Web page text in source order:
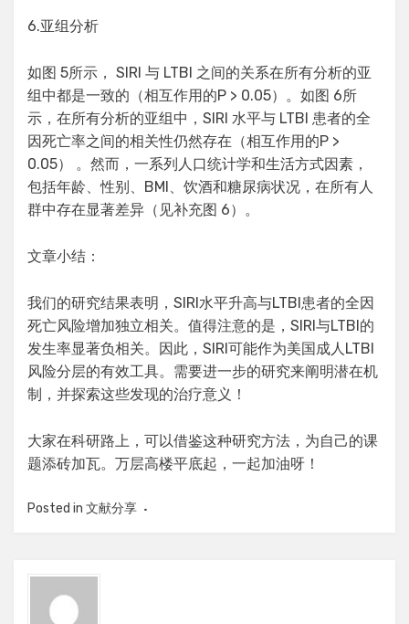
6.亚组分析
如图 5所示， SIRI 与 LTBI 之间的关系在所有分析的亚
组中都是一致的（相互作用的P > 0.05）。如图 6所
示，在所有分析的亚组中，SIRI 水平与 LTBI 患者的全
因死亡率之间的相关性仍然存在（相互作用的P >
0.05） 。然而，一系列人口统计学和生活方式因素，
包括年龄、性别、BMI、饮酒和糖尿病状况，在所有人
群中存在显著差异（见补充图 6）。
文章小结：
我们的研究结果表明，SIRI水平升高与LTBI患者的全因
死亡风险增加独立相关。值得注意的是，SIRI与LTBI的
发生率显著负相关。因此，SIRI可能作为美国成人LTBI
风险分层的有效工具。需要进一步的研究来阐明潜在机
制，并探索这些发现的治疗意义！
大家在科研路上，可以借鉴这种研究方法，为自己的课
题添砖加瓦。万层高楼平底起，一起加油呀！
Posted in 文献分享